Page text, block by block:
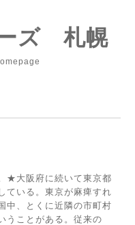
ズ 札幌
★大阪府に続いて東京都
ている。東京が麻痺すれ
中、とくに近隣の市町村
うことがある。従来の